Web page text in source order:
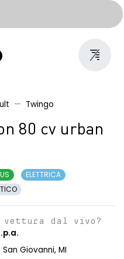
Twingo
80 cv urban
ELETTRICA
vettura dal vivo?
Giovanni, MI